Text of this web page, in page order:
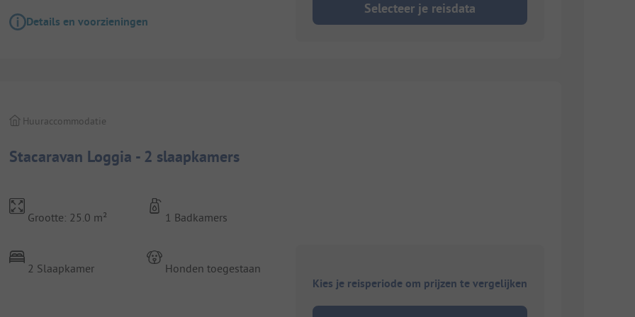
Details en voorzieningen
Selecteer je reisdata
Stacaravan Loggia - 2 slaapkamers
Huuraccommodatie
Grootte: 25.0 m²
2 Slaapkamer
1 Badkamers
Honden toegestaan
Kies je reisperiode om prijzen te vergelijken